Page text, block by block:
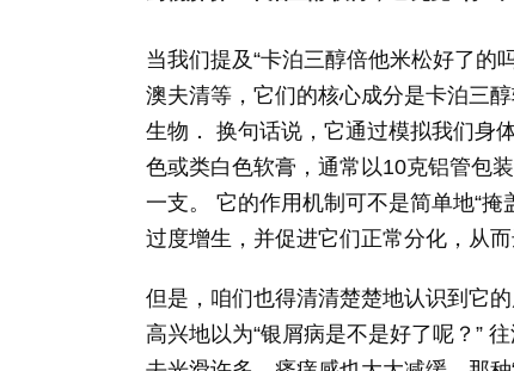
当我们提及“卡泊三醇倍他米松好了的
澳夫清等，它们的核心成分是卡泊三
生物． 换句话说，它通过模拟我们身
色或类白色软膏，通常以10克铝管包
一支。 它的作用机制可不是简单地“
过度增生，并促进它们正常分化，从
但是，咱们也得清清楚楚地认识到它
高兴地以为“银屑病是不是好了呢？”